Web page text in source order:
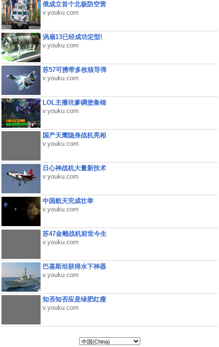
俄成立首个北极防空营
v.youku.com
涡扇13已经成功定型!
v.youku.com
苏57可携带多枚核导弹
v.youku.com
LOL主播坑爹碉堡集锦
v.youku.com
国产天鹰隐身战机亮相
v.youku.com
日心神战机大量新技术
v.youku.com
中国航天完成壮举
v.youku.com
苏47金雕战机前世今生
v.youku.com
巴基斯坦获得水下神器
v.youku.com
知否知否应是绿肥红瘦
v.youku.com